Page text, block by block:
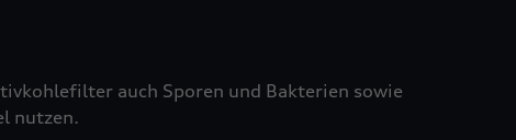
auch Sporen und Bakterien sowie
nutzen.